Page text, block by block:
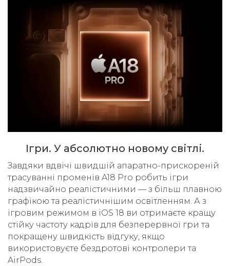
Ігри. У абсолютно новому світлі.
Завдяки вдвічі швидшій апаратно-прискореній
трасуванні променів A18 Pro робить ігри
надзвичайно реалістичними — з більш плавною
графікою та реалістичнішим освітленням. А з
ігровим режимом в iOS 18 ви отримаєте кращу
стійку частоту кадрів для безперервної гри та
покращену швидкість відгуку, якщо
використовуєте бездротові контролери та
AirPods.